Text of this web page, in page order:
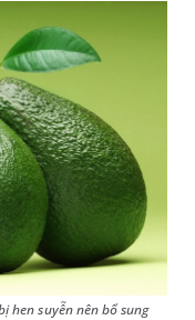
hen suyễn nên bổ sung